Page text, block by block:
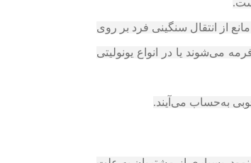
از انتقال سنگینی فرد بر روی
می‌شوند یا در انواع یونولیتی
به‌حساب می‌آیند.